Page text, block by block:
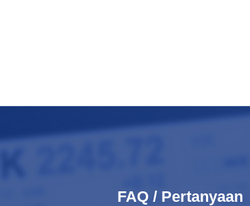
FAQ / Pertanyaan